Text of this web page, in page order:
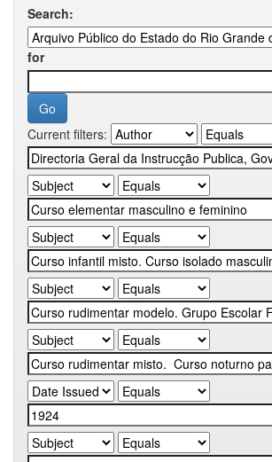
Search:
for
Current filters: